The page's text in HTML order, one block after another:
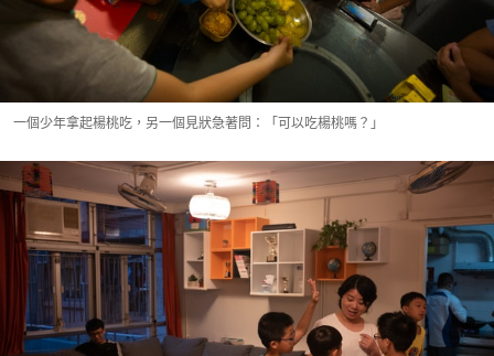
一個少年拿起楊桃吃，另一個見狀急著問：「可以吃楊桃嗎？」